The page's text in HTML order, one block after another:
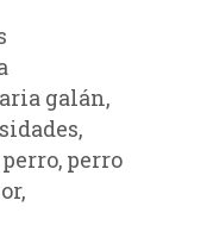
galán,
,
perro, perro
,